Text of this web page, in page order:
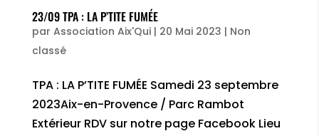
23/09 TPA : LA P’TITE FUMÉE
par Association Aix'Qui| 20 Mai 2023 | Non
classé
TPA : LA P’TITE FUMÉE Samedi 23 septembre
2023Aix-en-Provence / Parc Rambot
Extérieur RDV sur notre page Facebook Lieu